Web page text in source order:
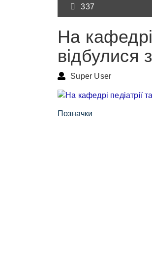
337
На кафедрі
відбулися
Super User
Позначки